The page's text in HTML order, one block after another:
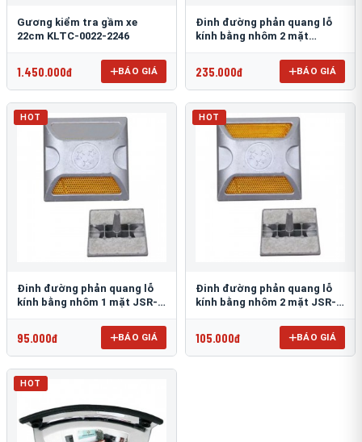
Gương kiểm tra gầm xe
22cm KLTC-0022-2246
1.450.000đ BÁO GIÁ
Đinh đường phản quang lỗ
kính bằng nhôm 2 mặt
235.000đ BÁO GIÁ
HOT
Đinh đường phản quang lỗ
kính bằng nhôm 1 mặt JSR-
95.000đ BÁO GIÁ
HOT
Đinh đường phản quang lỗ
kính bằng nhôm 2 mặt JSR-
105.000đ BÁO GIÁ
HOT